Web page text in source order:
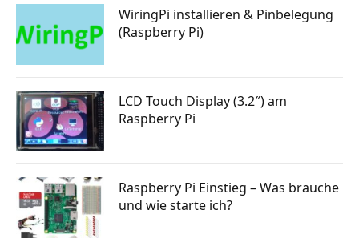
WiringPi installieren & Pinbelegung
(Raspberry Pi)
LCD Touch Display (3.2″) am
Raspberry Pi
Raspberry Pi Einstieg – Was brauche
und wie starte ich?